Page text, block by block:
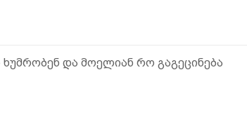
და მოელიან რო გაგეცინება